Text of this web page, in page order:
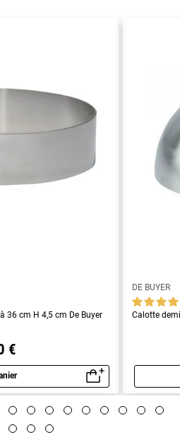
36 cm H 4,5 cm De Buyer
€
rapide
DE BUYER
Calotte